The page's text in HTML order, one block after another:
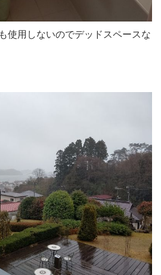
使用しないのでデッドスペースな